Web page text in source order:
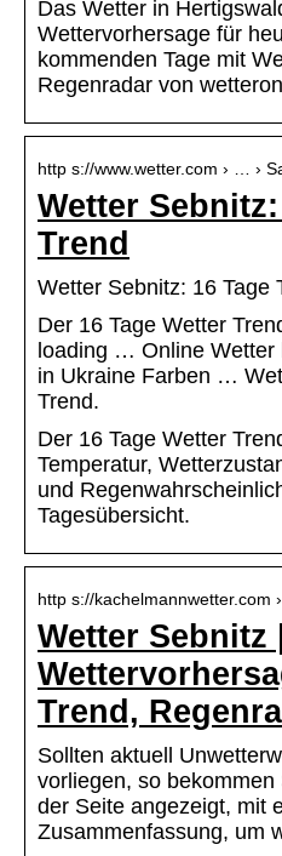
Das Wetter in
Wettervorhersage für
kommenden Tage mit
Regenradar von
http s://www.wetter.com › … ›
Wetter Sebnitz:
Trend
Wetter Sebnitz: 16 Tage
Der 16 Tage Wetter
loading … Online Wetter
in Ukraine Farben …
Trend.
Der 16 Tage Wetter
Temperatur,
und
Tagesübersicht.
http s://kachelmannwetter.com
Wetter Sebnitz |
Trend,
Sollten aktuell
vorliegen, so
der Seite angezeigt, mit
Zusammenfassung, um